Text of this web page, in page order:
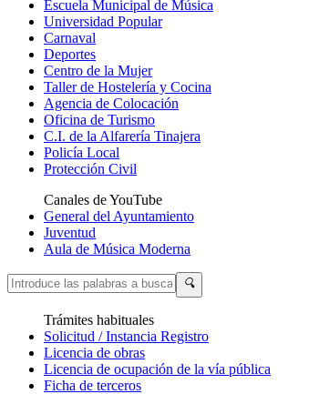
Escuela Municipal de Música
Universidad Popular
Carnaval
Deportes
Centro de la Mujer
Taller de Hostelería y Cocina
Agencia de Colocación
Oficina de Turismo
C.I. de la Alfarería Tinajera
Policía Local
Protección Civil
Canales de YouTube
General del Ayuntamiento
Juventud
Aula de Música Moderna
🔍
Trámites habituales
Solicitud / Instancia Registro
Licencia de obras
Licencia de ocupación de la vía pública
Ficha de terceros